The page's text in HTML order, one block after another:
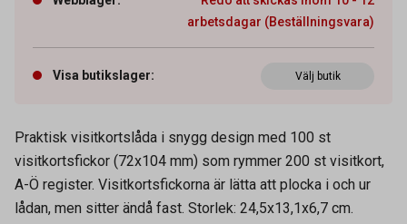
arbetsdagar (Beställningsvara)
Visa butikslager: Välj butik
Praktisk visitkortslåda i snygg design med 100 st
visitkortsfickor (72x104 mm) som rymmer 200 st visitkort,
A-Ö register. Visitkortsfickorna är lätta att plocka i och ur
lådan, men sitter ändå fast. Storlek: 24,5x13,1x6,7 cm.
Tidigare artikelnummer 241301
Leverantörens
241301